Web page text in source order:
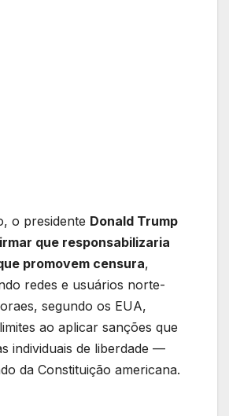
o presidente Donald Trump
que responsabilizaria
promovem censura,
redes e usuários norte-
segundo os EUA,
ao aplicar sanções que
individuais de liberdade —
da Constituição americana.